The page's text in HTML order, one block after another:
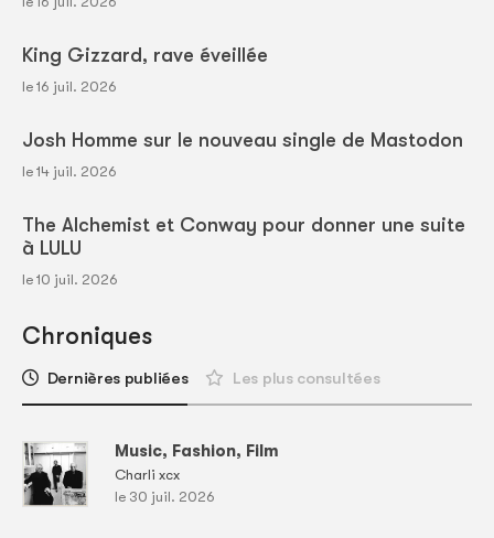
King Gizzard, rave éveillée
le 16 juil. 2026
Josh Homme sur le nouveau single de Mastodon
le 14 juil. 2026
The Alchemist et Conway pour donner une suite
à LULU
le 10 juil. 2026
Chroniques
Dernières publiées Les plus consultées
Music, Fashion, Film
Charli xcx
le 30 juil. 2026